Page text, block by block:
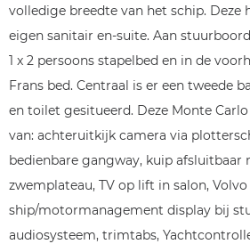
volledige breedte van het schip. Deze
eigen sanitair en-suite. Aan
1 x 2 persoons stapelbed en in de
Frans bed. Centraal is er een tweede
en toilet gesitueerd. Deze Monte
van: achteruitkijk camera via
bedienbare gangway, kuip afsluitbaar
zwemplateau, TV op lift in salon, Volvo
ship/motormanagement display bij
audiosysteem, trimtabs,